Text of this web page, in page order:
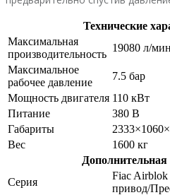
Технические
Максимальная
производительность
19080 л/мин
Максимальное
рабочее давление
7.5 бар
Мощность двигателя 110 кВт
Питание
380 В
Габариты
Вес
1600 кг
Серия
Fiac
привод/